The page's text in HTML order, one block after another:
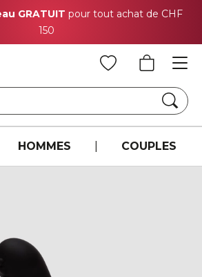
GRATUIT pour tout achat de CHF
150
HOMMES COUPLES